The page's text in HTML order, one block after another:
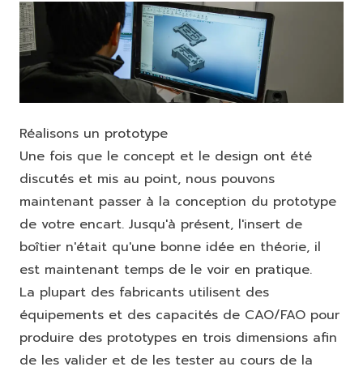
Réalisons un prototype
Une fois que le concept et le design ont été
discutés et mis au point, nous pouvons
maintenant passer à la conception du prototype
de votre encart. Jusqu'à présent, l'insert de
boîtier n'était qu'une bonne idée en théorie, il
est maintenant temps de le voir en pratique.
La plupart des fabricants utilisent des
équipements et des capacités de CAO/FAO pour
produire des prototypes en trois dimensions afin
de les valider et de les tester au cours de la